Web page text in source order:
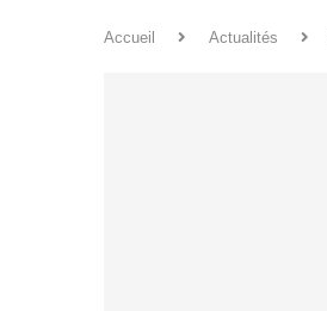
Accueil Actualités